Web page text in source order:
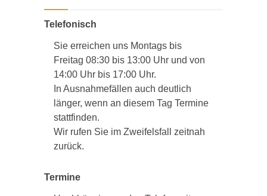
Telefonisch
Sie erreichen uns Montags bis
Freitag 08:30 bis 13:00 Uhr und von
14:00 Uhr bis 17:00 Uhr.
In Ausnahmefällen auch deutlich
länger, wenn an diesem Tag Termine
stattfinden.
Wir rufen Sie im Zweifelsfall zeitnah
zurück.
Termine